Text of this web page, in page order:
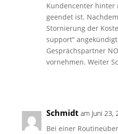
Kundencenter hinter
geendet ist.
Stornierung der
support“
Gesprächspartner
vornehmen. Weiter
Schmidt am Juni 23,
Bei einer